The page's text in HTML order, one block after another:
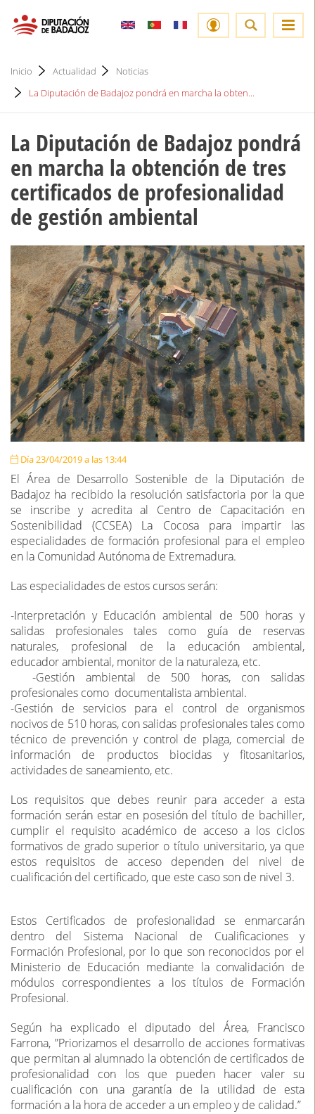
Inicio Actualidad
Noticias
La Diputación de Badajoz pondrá en marcha la obten...
La Diputación de Badajoz pondrá
en marcha la obtención de tres
certificados de profesionalidad
de gestión ambiental
Día 23/04/2019 a las 13:44
El Área de Desarrollo Sostenible de la Diputación de
Badajoz ha recibido la resolución satisfactoria por la que
se inscribe y acredita al Centro de Capacitación en
Sostenibilidad (CCSEA) La Cocosa para impartir las
especialidades de formación profesional para el empleo
en la Comunidad Autónoma de Extremadura.
Las especialidades de estos cursos serán:
-Interpretación y Educación ambiental de 500 horas y
salidas profesionales tales como guía de reservas
naturales, profesional de la educación ambiental,
educador ambiental, monitor de la naturaleza, etc.
-Gestión ambiental de 500 horas, con salidas
profesionales como documentalista ambiental.
-Gestión de servicios para el control de organismos
nocivos de 510 horas, con salidas profesionales tales como
técnico de prevención y control de plaga, comercial de
información de productos biocidas y fitosanitarios,
actividades de saneamiento, etc.
Los requisitos que debes reunir para acceder a esta
formación serán estar en posesión del título de bachiller,
cumplir el requisito académico de acceso a los ciclos
formativos de grado superior o título universitario, ya que
estos requisitos de acceso dependen del nivel de
cualificación del certificado, que este caso son de nivel 3.
Estos Certificados de profesionalidad se enmarcarán
dentro del Sistema Nacional de Cualificaciones y
Formación Profesional, por lo que son reconocidos por el
Ministerio de Educación mediante la convalidación de
módulos correspondientes a los títulos de Formación
Profesional.
Según ha explicado el diputado del Área, Francisco
Farrona, ”Priorizamos el desarrollo de acciones formativas
que permitan al alumnado la obtención de certificados de
profesionalidad con los que pueden hacer valer su
cualificación con una garantía de la utilidad de esta
formación a la hora de acceder a un empleo y de calidad.”